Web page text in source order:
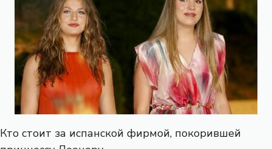
Кто стоит за испанской фирмой, покорившей